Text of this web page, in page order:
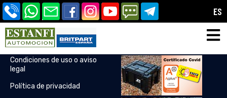
Enlaces útiles
Condiciones de uso o aviso
legal
Política de privacidad
Insta Feeds
ES